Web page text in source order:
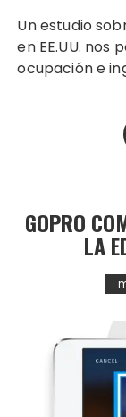
Un estudio sobre 400 mil propiedades en AirBNB
en EE.UU.
ocupación e
GOPRO
LA